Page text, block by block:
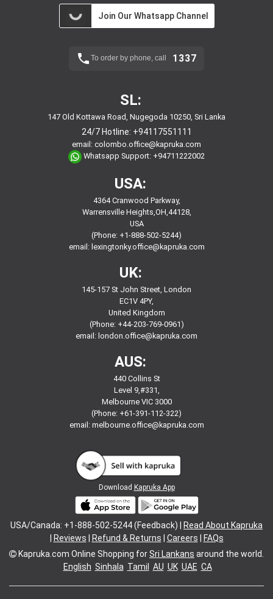
Join Our Whatsapp Channel
To order by phone, call 1337
SL:
147 Old Kottawa Road, Nugegoda 10250, Sri Lanka
24/7 Hotline: +94117551111
email: colombo.office@kapruka.com
Whatsapp Support: +94711222002
USA:
4364 Cranwood Parkway,
Warrensville Heights,OH,44128,
USA
(Phone: +1-888-502-5244)
email: lexingtonky.office@kapruka.com
UK:
145-157 St John Street, London
EC1V 4PY,
United Kingdom
(Phone: +44-203-769-0961)
email: london.office@kapruka.com
AUS:
440 Collins St
Level 9,#331,
Melbourne VIC 3000
(Phone: +61-391-112-322)
email: melbourne.office@kapruka.com
Download Kapruka App
USA/Canada: +1-888-502-5244 (Feedback) |
Read About Kapruka
Reviews Refund & Returns Careers
FAQs
Kapruka.com Online Shopping forSri Lankans around the world.
English Sinhala Tamil AU UK UAE CA